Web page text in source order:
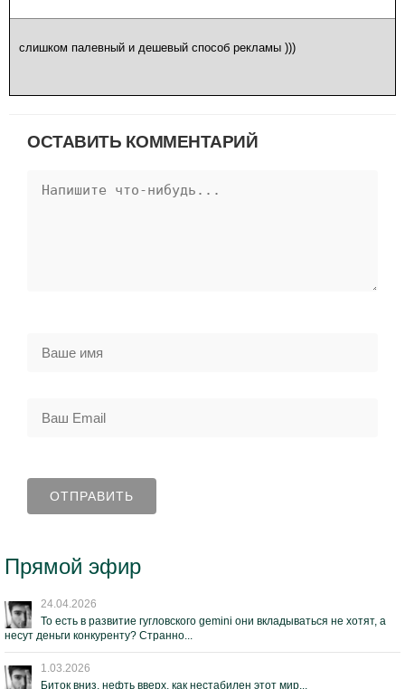
слишком палевный и дешевый способ рекламы )))
ОСТАВИТЬ КОММЕНТАРИЙ
Прямой эфир
24.04.2026
То есть в развитие гугловского gemini они вкладываться не хотят, а
несут деньги конкуренту? Странно...
1.03.2026
Биток вниз, нефть вверх, как нестабилен этот мир...